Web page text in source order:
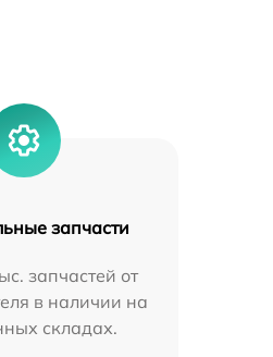
запчасти
запчастей от
в наличии на
складах.